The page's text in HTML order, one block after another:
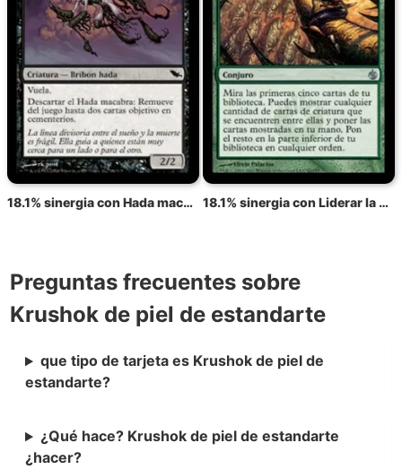
18.1% sinergia con Hada macabra 18.1% sinergia con Liderar la estampida
Preguntas frecuentes sobre
Krushok de piel de estandarte
que tipo de tarjeta es Krushok de piel de
estandarte?
¿Qué hace? Krushok de piel de estandarte
¿hacer?